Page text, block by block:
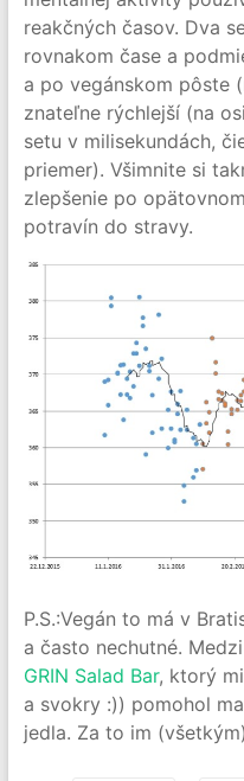
reakčných časov. Dva
rovnakom čase a
a po vegánskom pôste
znateľne rýchlejší (na
setu v milisekundách,
priemer). Všimnite si
zlepšenie po
potravín do stravy.
P.S.:Vegán to má v
a často nechutné.
GRIN Salad Bar, ktorý
a svokry :)) pomohol
jedla. Za to im